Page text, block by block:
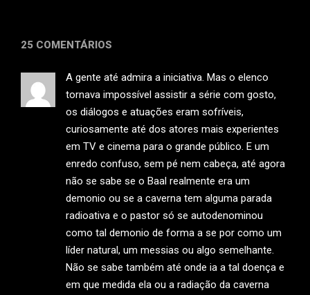
25 COMENTÁRIOS
A gente até admira a iniciativa. Mas o elenco
tornava impossível assistir a série com gosto,
os diálogos e atuações eram sofríveis,
curiosamente até dos atores mais experientes
em TV e cinema para o grande público. E um
enredo confuso, sem pé nem cabeça, até agora
não se sabe se o Baal realmente era um
demonio ou se a caverna tem alguma parada
radioativa e o pastor só se autodenominou
como tal demonio de forma a se por como um
líder natural, um messias ou algo semelhante.
Não se sabe também até onde ia a tal doença e
em que medida ela ou a radiação da caverna